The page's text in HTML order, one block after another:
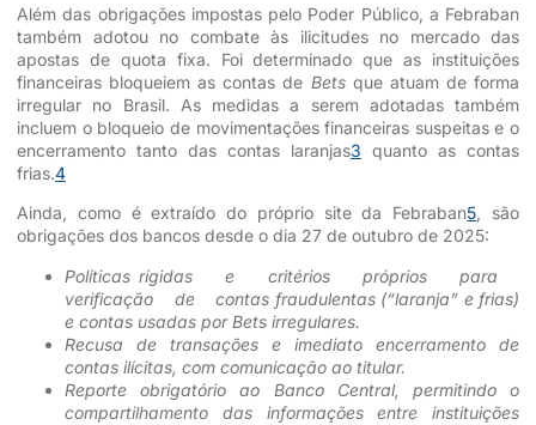
Além das obrigações impostas pelo Poder Público, a Febraban
também adotou no combate às ilicitudes no mercado das
apostas de quota fixa. Foi determinado que as instituições
financeiras bloqueiem as contas de Bets que atuam de forma
irregular no Brasil. As medidas a serem adotadas também
incluem o bloqueio de movimentações financeiras suspeitas e o
encerramento tanto das contas laranjas3 quanto as contas
frias.4
Ainda, como é extraído do próprio site da Febraban5 , são
obrigações dos bancos desde o dia 27 de outubro de 2025:
Políticas rígidas e critérios próprios para
verificação de contas fraudulentas (“laranja” e frias)
e contas usadas por Bets irregulares.
Recusa de transações e imediato encerramento de
contas ilícitas, com comunicação ao titular.
Reporte obrigatório ao Banco Central, permitindo o
compartilhamento das informações entre instituições